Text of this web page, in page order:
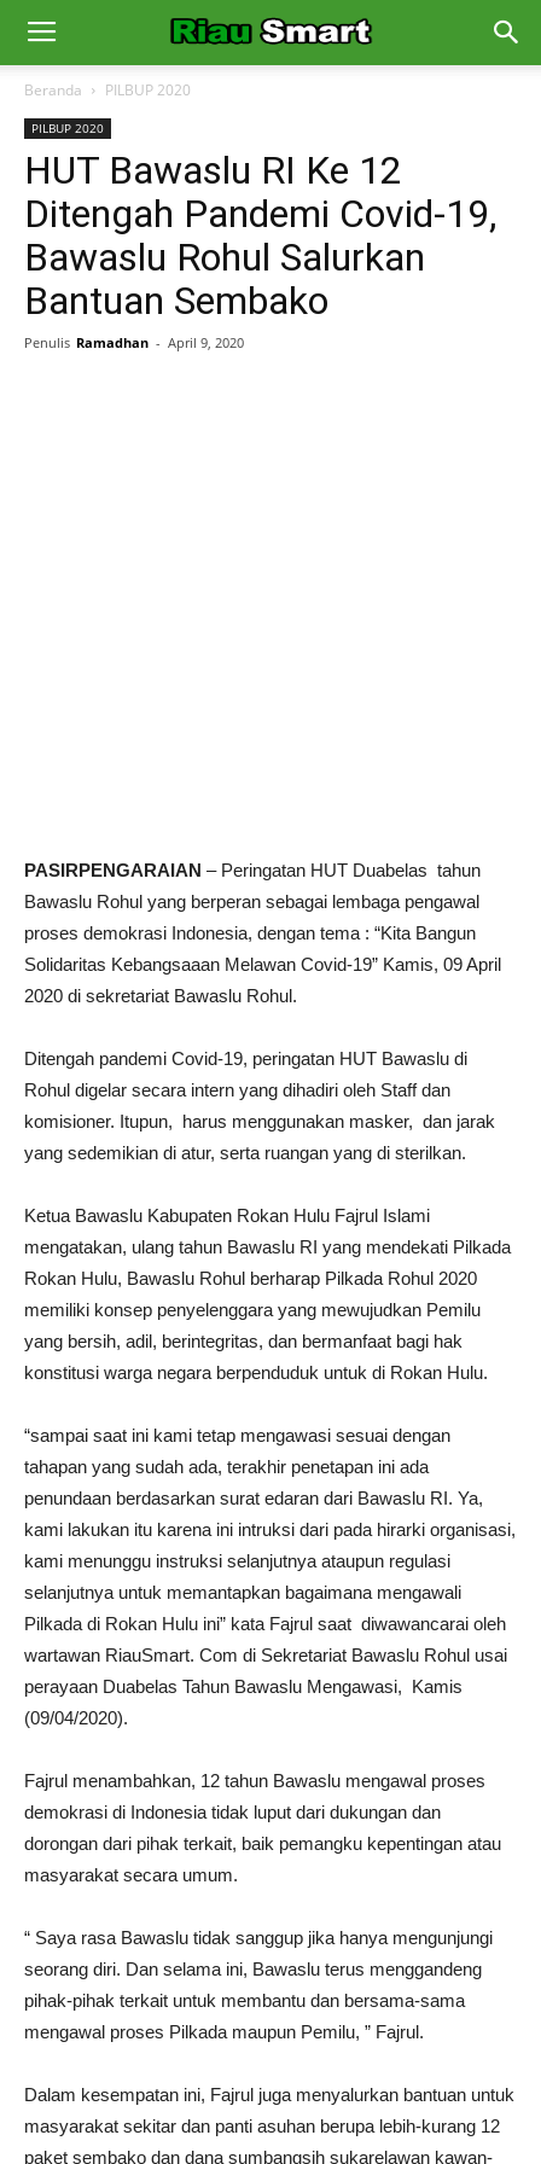
Beranda PILBUP 2020
PILBUP 2020
HUT Bawaslu RI Ke 12
Ditengah Pandemi Covid-19,
Bawaslu Rohul Salurkan
Bantuan Sembako
Penulis Ramadhan - April 9, 2020
PASIRPENGARAIAN – Peringatan HUT Duabelas tahun
Bawaslu Rohul yang berperan sebagai lembaga pengawal
proses demokrasi Indonesia, dengan tema : “Kita Bangun
Solidaritas Kebangsaaan Melawan Covid-19” Kamis, 09 April
2020 di sekretariat Bawaslu Rohul.
Ditengah pandemi Covid-19, peringatan HUT Bawaslu di
Rohul digelar secara intern yang dihadiri oleh Staff dan
komisioner. Itupun, harus menggunakan masker, dan jarak
yang sedemikian di atur, serta ruangan yang di sterilkan.
Ketua Bawaslu Kabupaten Rokan Hulu Fajrul Islami
mengatakan, ulang tahun Bawaslu RI yang mendekati Pilkada
Rokan Hulu, Bawaslu Rohul berharap Pilkada Rohul 2020
memiliki konsep penyelenggara yang mewujudkan Pemilu
yang bersih, adil, berintegritas, dan bermanfaat bagi hak
konstitusi warga negara berpenduduk untuk di Rokan Hulu.
“sampai saat ini kami tetap mengawasi sesuai dengan
tahapan yang sudah ada, terakhir penetapan ini ada
penundaan berdasarkan surat edaran dari Bawaslu RI. Ya,
kami lakukan itu karena ini intruksi dari pada hirarki organisasi,
kami menunggu instruksi selanjutnya ataupun regulasi
selanjutnya untuk memantapkan bagaimana mengawali
Pilkada di Rokan Hulu ini” kata Fajrul saat diwawancarai oleh
wartawan RiauSmart. Com di Sekretariat Bawaslu Rohul usai
perayaan Duabelas Tahun Bawaslu Mengawasi, Kamis
(09/04/2020).
Fajrul menambahkan, 12 tahun Bawaslu mengawal proses
demokrasi di Indonesia tidak luput dari dukungan dan
dorongan dari pihak terkait, baik pemangku kepentingan atau
masyarakat secara umum.
“ Saya rasa Bawaslu tidak sanggup jika hanya mengunjungi
seorang diri. Dan selama ini, Bawaslu terus menggandeng
pihak-pihak terkait untuk membantu dan bersama-sama
mengawal proses Pilkada maupun Pemilu, ” Fajrul.
Dalam kesempatan ini, Fajrul juga menyalurkan bantuan untuk
masyarakat sekitar dan panti asuhan berupa lebih-kurang 12
paket sembako dan dana sumbangsih sukarelawan kawan-